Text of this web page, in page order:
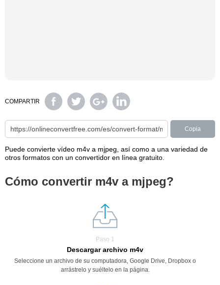
COMPARTIR
Copia
Puede convierte vídeo m4v a mjpeg, así como a una variedad de
otros formatos con un convertidor en línea gratuito.
Cómo convertir m4v a mjpeg?
Paso 1
Descargar archivo m4v
Seleccione un archivo de su computadora, Google Drive, Dropbox o
arrástrelo y suéltelo en la página.